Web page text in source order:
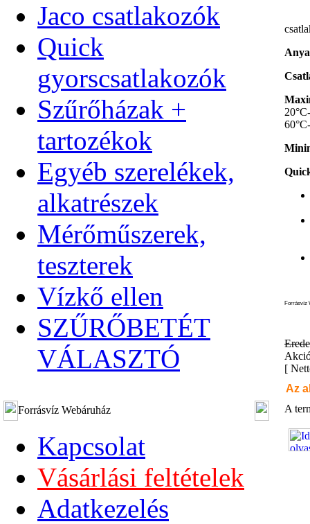
Jaco csatlakozók
Quick
gyorscsatlakozók
Szűrőházak +
tartozékok
Egyéb szerelékek,
alkatrészek
Mérőműszerek,
teszterek
Vízkő ellen
SZŰRŐBETÉT
VÁLASZTÓ
Forrásvíz Webáruház
Kapcsolat
Vásárlási feltételek
Adatkezelés
Forrásvíz
[
Az
A